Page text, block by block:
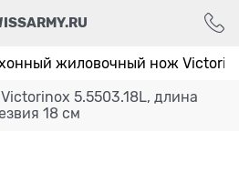
жиловочный нож
5.5503.18L, длина
18 см